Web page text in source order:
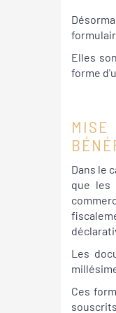
Elles
forme
Dans le
que les
Les
Ces